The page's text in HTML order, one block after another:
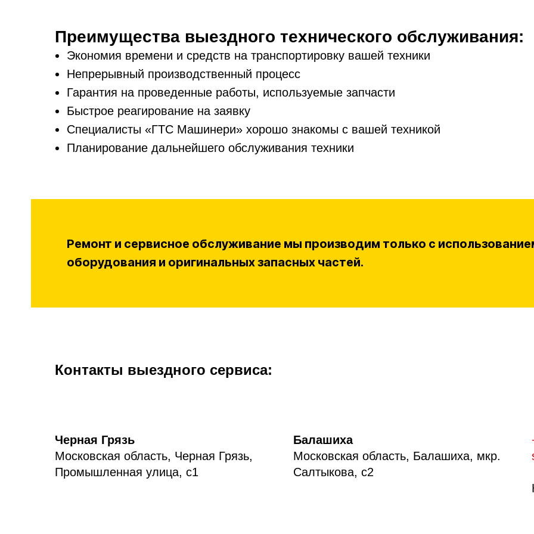
Преимущества выездного технического обслуживания:
Экономия времени и средств на транспортировку вашей техники
Непрерывный производственный процесс
Гарантия на проведенные работы, используемые запчасти
Быстрое реагирование на заявку
Специалисты «ГТС Машинери» хорошо знакомы с вашей техникой
Планирование дальнейшего обслуживания техники
Ремонт и сервисное обслуживание мы производим только с
оборудования и оригинальных запасных частей.
Контакты выездного сервиса:
Черная Грязь
Московская область, Черная Грязь,
Промышленная улица, с1
Балашиха
Московская область, Балашиха, мкр.
Салтыкова, с2